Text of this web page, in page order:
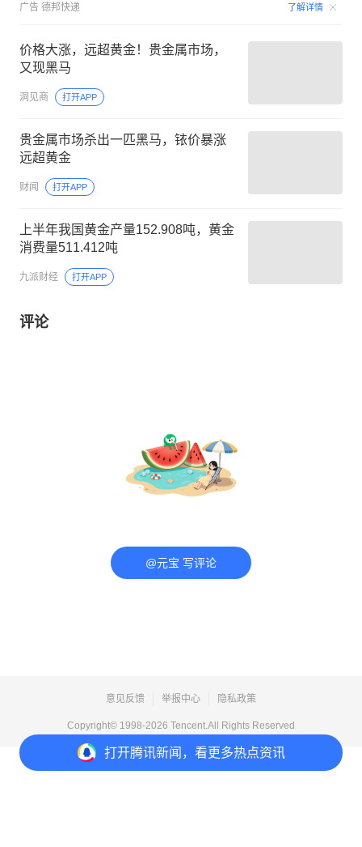
打开腾讯新闻，看更多热点资讯
广告 德邦快递 了解详情
价格大涨，远超黄金！贵金属市场，
又现黑马
洞见商 打开APP
贵金属市场杀出一匹黑马，铱价暴涨
远超黄金
财闻 打开APP
上半年我国黄金产量152.908吨，黄金
消费量511.412吨
九派财经 打开APP
评论
@元宝 写评论
意见反馈 举报中心 隐私政策
Copyright© 1998-2026 Tencent.All Rights Reserved